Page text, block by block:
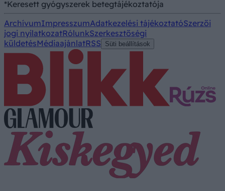
*Keresett gyógyszerek betegtájékoztatója
ArchívumImpresszumAdatkezelési tájékoztatóSzerzői
jogi nyilatkozatRólunkSzerkesztőségi
küldetésMédiaajánlatRSS Süti beállítások